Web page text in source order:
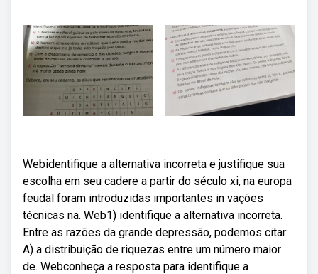
Webidentifique a alternativa incorreta e justifique sua
escolha em seu cadere a partir do século xi, na europa
feudal foram introduzidas importantes in vações
técnicas na. Web1) identifique a alternativa incorreta.
Entre as razões da grande depressão, podemos citar:
A) a distribuição de riquezas entre um número maior
de. Webconheça a resposta para identifique a